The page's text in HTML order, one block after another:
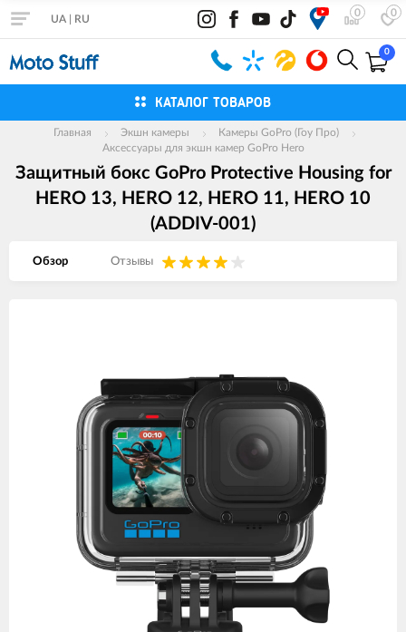
0 0
UA RU
0
КАТАЛОГ ТОВАРОВ
Главная Экшн камеры
Камеры GoPro (Гоу Про)
Аксессуары для экшн камер GoPro Hero
Защитный бокс GoPro Protective Housing for
HERO 13, HERO 12, HERO 11, HERO 10
(ADDIV-001)
Обзор Отзывы